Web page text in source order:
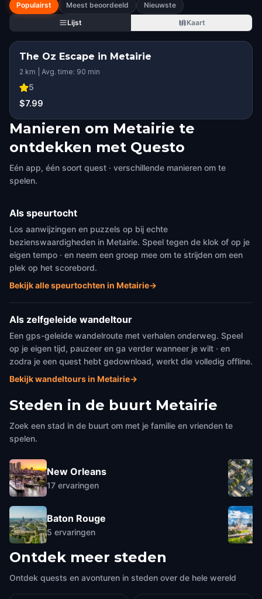
Populairst Meest beoordeeld
Nieuwste
Lijst
Kaart
The Oz Escape in Metairie
2 km | Avg. time: 90 min
5
$7.99
Manieren om Metairie te
ontdekken met Questo
Eén app, één soort quest · verschillende manieren om te
spelen.
Als speurtocht
Los aanwijzingen en puzzels op bij echte
bezienswaardigheden in Metairie. Speel tegen de klok of op je
eigen tempo · en neem een groep mee om te strijden om een
plek op het scorebord.
Bekijk alle speurtochten in Metairie→
Als zelfgeleide wandeltour
Een gps-geleide wandelroute met verhalen onderweg. Speel
op je eigen tijd, pauzeer en ga verder wanneer je wilt · en
zodra je een quest hebt gedownload, werkt die volledig offline.
Bekijk wandeltours in Metairie→
Steden in de buurt Metairie
Zoek een stad in de buurt om met je familie en vrienden te
spelen.
New Orleans
17 ervaringen
Baton Rouge
5 ervaringen
Ontdek meer steden
Ontdek quests en avonturen in steden over de hele wereld